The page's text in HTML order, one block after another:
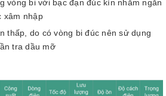
vòng bi với bạc đạn đúc kín nhằm ngăn
xâm nhập
thấp, do có vòng bi đúc nên sử dụng
tra dầu mỡ